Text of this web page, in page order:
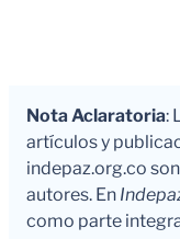
Nota Aclaratoria:
artículos y
indepaz.org.co
autores. En
como parte